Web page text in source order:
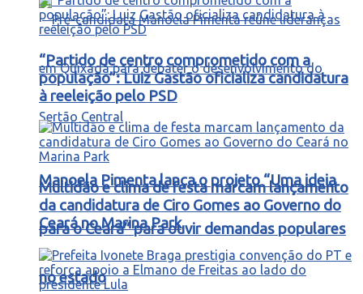
Manoela Pimenta lança o projeto “Uma ideia
para o Ceará” para ouvir demandas populares
no estado
“Partido de centro comprometido com a
população”: Luiz Gastão oficializa candidatura
à reeleição pelo PSD
Multidão e clima de festa marcam lançamento
da candidatura de Ciro Gomes ao Governo do
Ceará no Marina Park